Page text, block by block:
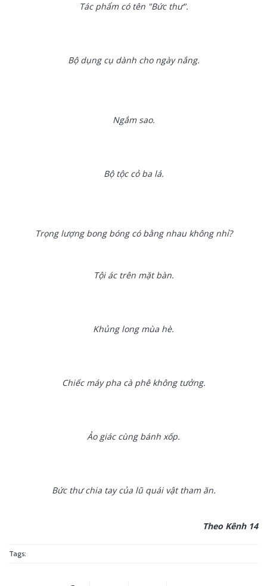
Tác phẩm có tên "Bức thư".
Bộ dụng cụ dành cho ngày nắng.
Ngắm sao.
Bộ tộc cỏ ba lá.
Trọng lượng bong bóng có bằng nhau không nhỉ?
Tội ác trên mặt bàn.
Khủng long mùa hè.
Chiếc máy pha cà phê không tưởng.
Ảo giác cùng bánh xốp.
Bức thư chia tay của lũ quái vật tham ăn.
Theo Kênh 14
Tags: